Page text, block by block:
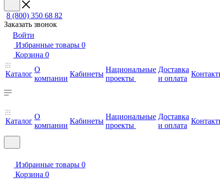
8 (800) 350 68 82
Заказать звонок
Войти
Избранные товары 0
Корзина 0
Каталог
О
компании
Кабинеты
Национальные
проекты
Доставка
и оплата
Каталог
О
компании
Кабинеты
Национальные
проекты
Доставка
и оплата
Избранные товары 0
Корзина 0